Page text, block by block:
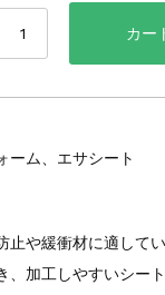
ーム、エサシート
や緩衝材に適してい
加工しやすいシート